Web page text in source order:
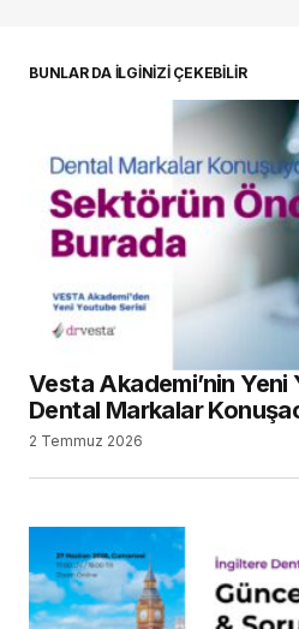
BUNLAR DA İLGİNİZİ ÇEKEBİLİR
Vesta Akademi’nin Yeni
Dental Markalar
2 Temmuz 2026